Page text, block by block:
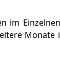
im
Monate